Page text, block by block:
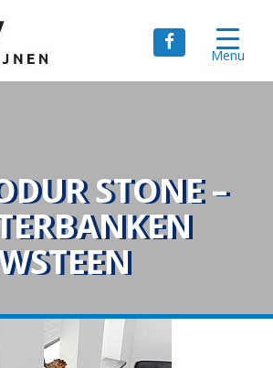
STONE –
Menu